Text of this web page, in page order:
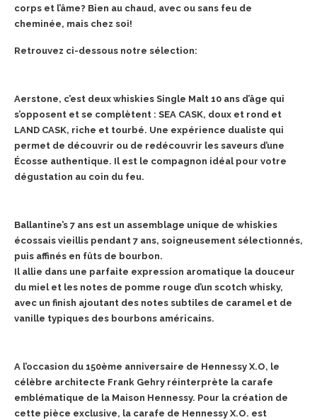
corps et l’âme? Bien au chaud, avec ou sans feu de
cheminée, mais chez soi!
Retrouvez ci-dessous notre sélection:
Aerstone, c’est deux whiskies Single Malt 10 ans d’âge qui
s’opposent et se complètent : SEA CASK, doux et rond et
LAND CASK, riche et tourbé. Une expérience dualiste qui
permet de découvrir ou de redécouvrir les saveurs d’une
Écosse authentique. Il est le compagnon idéal pour votre
dégustation au coin du feu.
Ballantine’s 7 ans est un assemblage unique de whiskies
écossais vieillis pendant 7 ans, soigneusement sélectionnés,
puis affinés en fûts de bourbon.
Il allie dans une parfaite expression aromatique la douceur
du miel et les notes de pomme rouge d’un scotch whisky,
avec un finish ajoutant des notes subtiles de caramel et de
vanille typiques des bourbons américains.
A l’occasion du 150ème anniversaire de Hennessy X.O, le
célèbre architecte Frank Gehry réinterprète la carafe
emblématique de la Maison Hennessy. Pour la création de
cette pièce exclusive, la carafe de Hennessy X.O. est